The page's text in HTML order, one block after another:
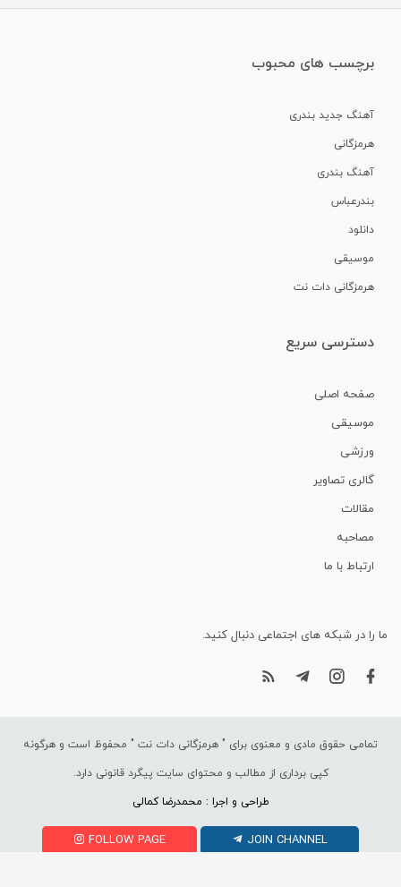
برچسب های محبوب
آهنگ جدید بندری
هرمزگانی
آهنگ بندری
بندرعباس
دانلود
موسیقی
هرمزگانی دات نت
دسترسی سریع
صفحه اصلی
موسیقی
ورزشی
گالری تصاویر
مقالات
مصاحبه
ارتباط با ما
ما را در شبکه های اجتماعی دنبال کنید.
تمامی حقوق مادی و معنوی برای " هرمزگانی دات نت " محفوظ است و هرگونه
کپی برداری از مطالب و محتوای سایت پیگرد قانونی دارد.
طراحی و اجرا : محمدرضا کمالی
FOLLOW PAGE JOIN CHANNEL